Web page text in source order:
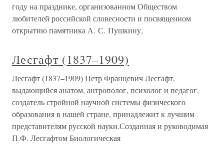
году на празднике, организованном Обществом
любителей российской словесности и посвященном
открытию памятника А. С. Пушкину,
Лесгафт (1837–1909)
Лесгафт (1837–1909) Петр Францевич Лесгафт,
выдающийся анатом, антрополог, психолог и педагог,
создатель стройной научной системы физического
образования в нашей стране, принадлежит к лучшим
представителям русской науки.Созданная и руководимая
П.Ф. Лесгафтом Биологическая